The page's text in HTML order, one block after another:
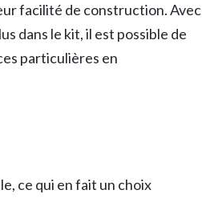
facilité de construction. Avec
dans le kit, il est possible de
particulières en
ce qui en fait un choix